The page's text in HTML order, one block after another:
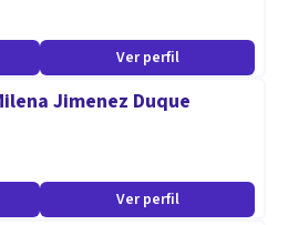
este proceso, será un gusto
hacia una vida más plena.
cognitivo conductual y en
(ansiedad social, fobias,
Ver perfil
Jimenez Duque
Ver perfil